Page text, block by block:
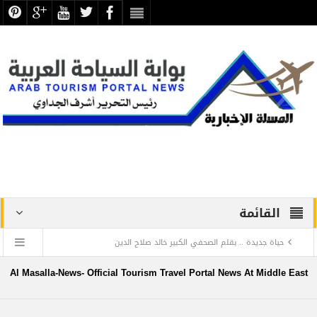
القائمة
حياة جديدة .. بقلم الصحفي الكبير خالد صلاح الدين
دراسة علمية ترصد الاكتشافات الأثرية والتطوير بجبانة الشاطبي
Al Masalla-News- Official Tourism Travel Portal News At Middle East